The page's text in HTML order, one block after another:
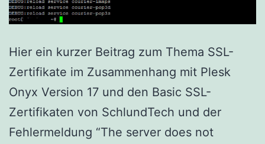
Hier ein kurzer Beitrag zum Thema SSL-
Zertifikate im Zusammenhang mit Plesk
Onyx Version 17 und den Basic SSL-
Zertifikaten von SchlundTech und der
Fehlermeldung “The server does not